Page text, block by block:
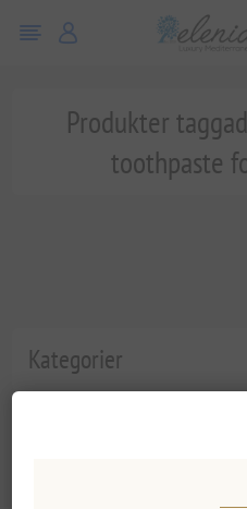
Kategorier
Produkter
toothpaste